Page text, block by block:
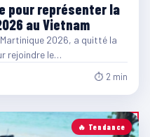
pour représenter la
au Vietnam
2026, a quitté la
rejoindre le…
⏱ 2 min
🔥 Tendance